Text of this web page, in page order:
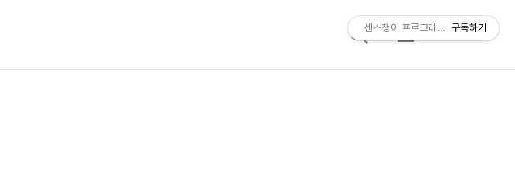
검
메
센스쟁이 프로그래머, 비트센스
구독하기